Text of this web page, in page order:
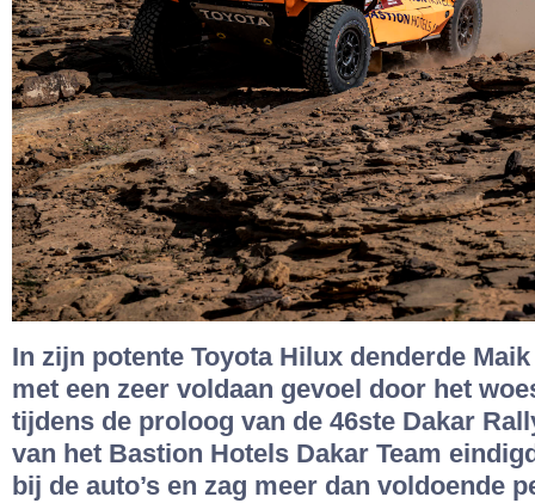
In zijn potente Toyota Hilux denderde
met een zeer voldaan gevoel door het
tijdens de proloog van de 46ste Dakar
van het Bastion Hotels Dakar Team
bij de auto’s en zag meer dan voldoende